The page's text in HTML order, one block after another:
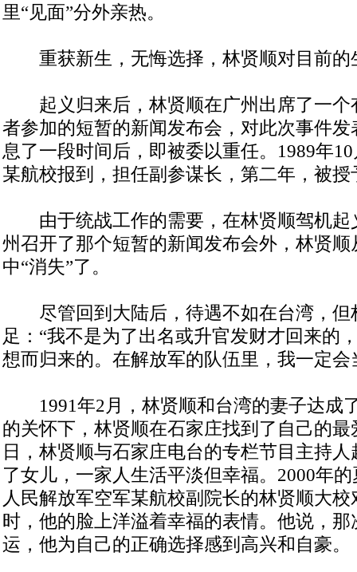
里“见面”分外亲热。
重获新生，无悔选择，林贤顺对目前的
起义归来后，林贤顺在广州出席了一个
者参加的短暂的新闻发布会，对此次事件
息了一段时间后，即被委以重任。1989年
某航校报到，担任副参谋长，第二年，被授
由于统战工作的需要，在林贤顺驾机起
州召开了那个短暂的新闻发布会外，林贤
中“消失”了。
尽管回到大陆后，待遇不如在台湾，但
足：“我不是为了出名或升官发财才回来的
想而归来的。在解放军的队伍里，我一定会
1991年2月，林贤顺和台湾的妻子达成
的关怀下，林贤顺在石家庄找到了自己的最
日，林贤顺与石家庄电台的专栏节目主持
了女儿，一家人生活平淡但幸福。2000年
人民解放军空军某航校副院长的林贤顺大
时，他的脸上洋溢着幸福的表情。他说，
运，他为自己的正确选择感到高兴和自豪。